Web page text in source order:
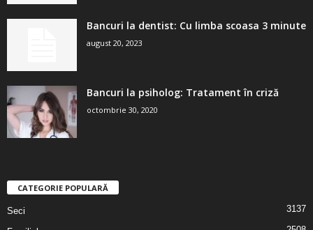
Bancuri la dentist: Cu limba scoasa 3 minute
august 20, 2023
Bancuri la psiholog: Tratament în criză
octombrie 30, 2020
CATEGORIE POPULARĂ
Seci 3137